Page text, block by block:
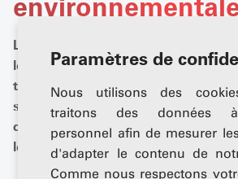
Paramètres de
Nous utilisons des
traitons des données à
personnel afin de mesurer
d'adapter le contenu de
Comme nous respectons
L'édition de septembre
les thèmes roues & pneus et
temps pour la saison de
s'annonce, cette édition offre de
des conseils pratiques aux
les affaires de pneus encore plus